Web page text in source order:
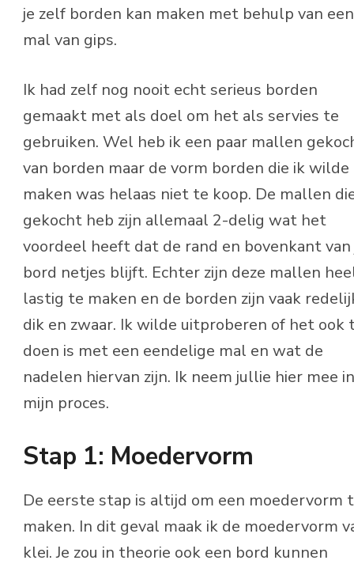
je zelf borden kan maken met behulp van een
mal van gips.
Ik had zelf nog nooit echt serieus borden
gemaakt met als doel om het als servies te
gebruiken. Wel heb ik een paar mallen
van borden maar de vorm borden die ik wilde
maken was helaas niet te koop. De mallen
gekocht heb zijn allemaal 2-delig wat het
voordeel heeft dat de rand en bovenkant van
bord netjes blijft. Echter zijn deze mallen
lastig te maken en de borden zijn vaak
dik en zwaar. Ik wilde uitproberen of het ook
doen is met een eendelige mal en wat de
nadelen hiervan zijn. Ik neem jullie hier mee in
mijn proces.
Stap 1: Moedervorm
De eerste stap is altijd om een moedervorm
maken. In dit geval maak ik de moedervorm
klei. Je zou in theorie ook een bord kunnen